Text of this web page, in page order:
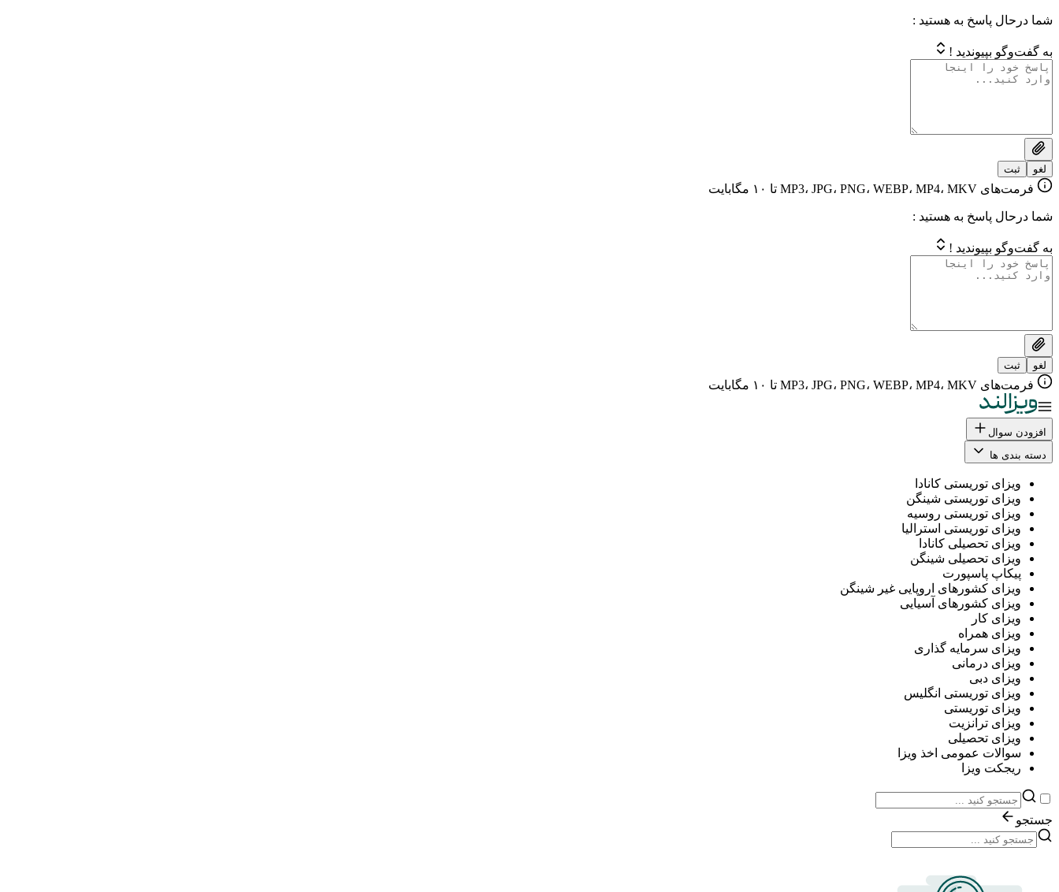
شما درحال پاسخ به هستید :
به گفت‌وگو بپیوندید !
لغو ثبت
فرمت‌های MP3، JPG، PNG، WEBP، MP4، MKV تا ۱۰ مگابایت
شما درحال پاسخ به هستید :
به گفت‌وگو بپیوندید !
لغو ثبت
فرمت‌های MP3، JPG، PNG، WEBP، MP4، MKV تا ۱۰ مگابایت
افزودن سوال
دسته بندی ها
ویزای توریستی کانادا
ویزای توریستی شینگن
ویزای توریستی روسیه
ویزای توریستی استرالیا
ویزای تحصیلی کانادا
ویزای تحصیلی شینگن
پیکاپ پاسپورت
ویزای کشورهای اروپایی غیر شینگن
ویزای کشورهای آسیایی
ویزای کار
ویزای همراه
ویزای سرمایه گذاری
ویزای درمانی
ویزای دبی
ویزای توریستی انگلیس
ویزای توریستی
ویزای ترانزیت
ویزای تحصیلی
سوالات عمومی اخذ ویزا
ریجکت ویزا
جستجو